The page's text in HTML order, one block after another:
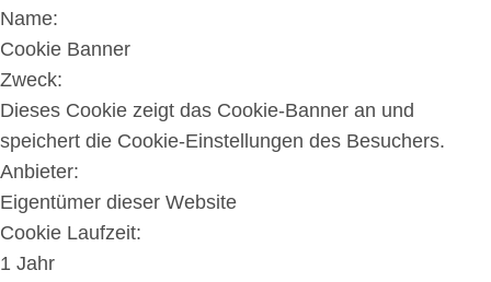
Name:
Cookie Banner
Zweck:
Dieses Cookie zeigt das Cookie-Banner an und
speichert die Cookie-Einstellungen des Besuchers.
Anbieter:
Eigentümer dieser Website
Cookie Laufzeit:
1 Jahr